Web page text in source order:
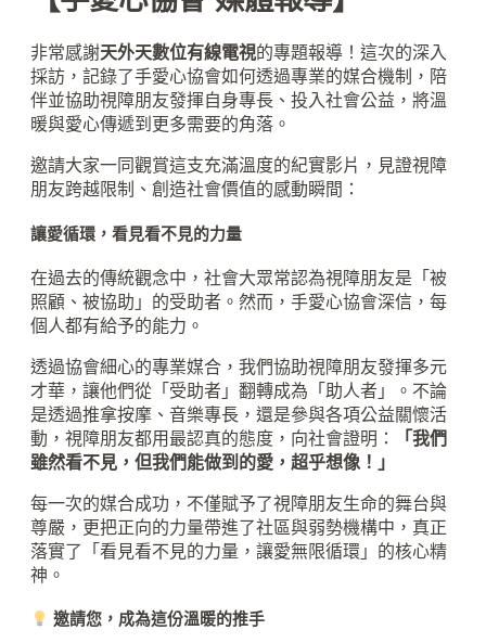
非常感謝天外天數位有線電視的專題報導！這次的深入
採訪，記錄了手愛心協會如何透過專業的媒合機制，陪
伴並協助視障朋友發揮自身專長、投入社會公益，將溫
暖與愛心傳遞到更多需要的角落。
邀請大家一同觀賞這支充滿溫度的紀實影片，見證視障
朋友跨越限制、創造社會價值的感動瞬間：
讓愛循環，看見看不見的力量
在過去的傳統觀念中，社會大眾常認為視障朋友是「被
照顧、被協助」的受助者。然而，手愛心協會深信，每
個人都有給予的能力。
透過協會細心的專業媒合，我們協助視障朋友發揮多元
才華，讓他們從「受助者」翻轉成為「助人者」。不論
是透過推拿按摩、音樂專長，還是參與各項公益關懷活
動，視障朋友都用最認真的態度，向社會證明：
「我們
雖然看不見，但我們能做到的愛，超乎想像！」
每一次的媒合成功，不僅賦予了視障朋友生命的舞台與
尊嚴，更把正向的力量帶進了社區與弱勢機構中，真正
落實了「看見看不見的力量，讓愛無限循環」的核心精
神。
邀請您，成為這份溫暖的推手